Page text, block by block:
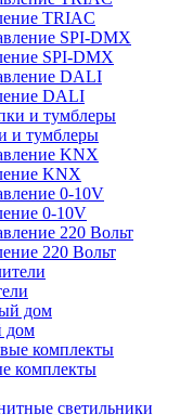
TRIAC
SPI-DMX
DALI
и тумблеры
KNX
0-10V
220 Вольт
дом
комплекты